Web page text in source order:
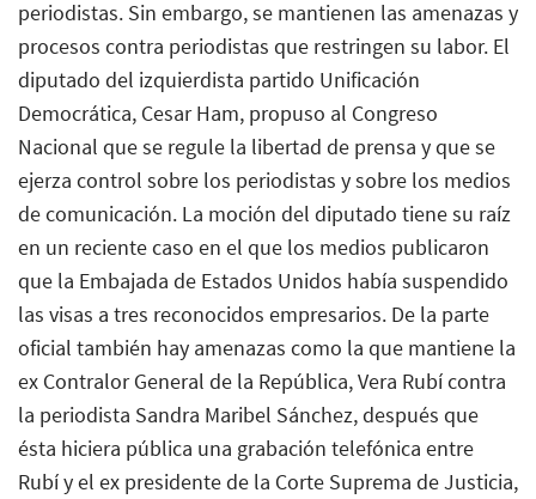
periodistas. Sin embargo, se mantienen las amenazas y
procesos contra periodistas que restringen su labor. El
diputado del izquierdista partido Unificación
Democrática, Cesar Ham, propuso al Congreso
Nacional que se regule la libertad de prensa y que se
ejerza control sobre los periodistas y sobre los medios
de comunicación. La moción del diputado tiene su raíz
en un reciente caso en el que los medios publicaron
que la Embajada de Estados Unidos había suspendido
las visas a tres reconocidos empresarios. De la parte
oficial también hay amenazas como la que mantiene la
ex Contralor General de la República, Vera Rubí contra
la periodista Sandra Maribel Sánchez, después que
ésta hiciera pública una grabación telefónica entre
Rubí y el ex presidente de la Corte Suprema de Justicia,